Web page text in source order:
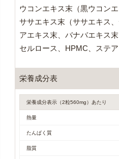
ウコンエキス末（黒ウコン
ササエキス末（ササエキス
アエキス末、バナバエキス
セルロース、HPMC、ステ
栄養成分表
栄養成分表示（2粒560mg）あたり
熱量
たんぱく質
脂質